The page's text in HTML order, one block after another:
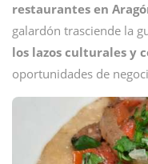
restaurantes en
galardón trasciende la
los lazos culturales y
oportunidades de